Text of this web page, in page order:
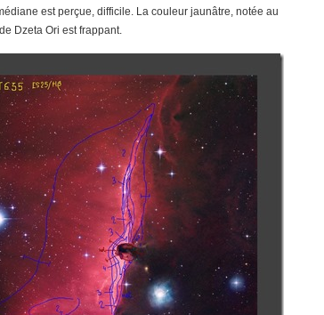
est perçue, difficile. La couleur jaunâtre, notée au
Dzeta Ori est frappant.